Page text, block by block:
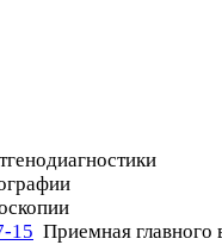
15 Приемная главного